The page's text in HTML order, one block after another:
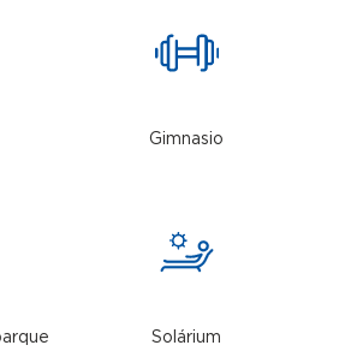
Gimnasio
Solárium